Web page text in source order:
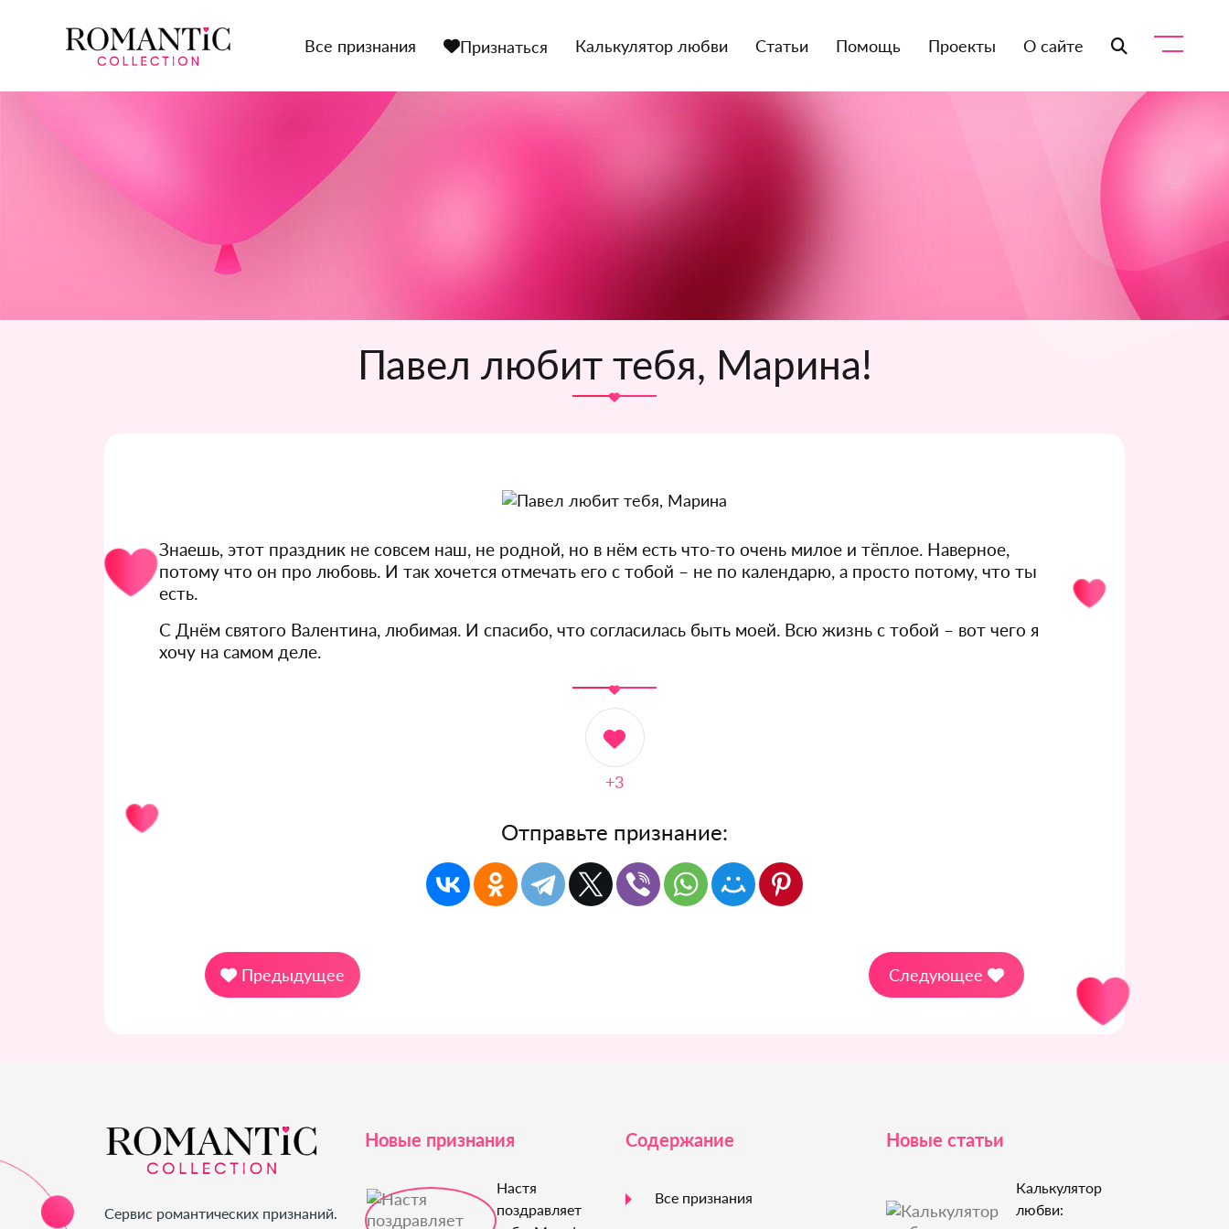
Все признания Признаться Калькулятор любви Статьи Помощь Проекты О сайте
Павел любит тебя, Марина!
Знаешь, этот праздник не совсем наш, не родной, но в нём есть что-то очень милое и тёплое. Наверное,
потому что он про любовь. И так хочется отмечать его с тобой – не по календарю, а просто потому, что ты
есть.
С Днём святого Валентина, любимая. И спасибо, что согласилась быть моей. Всю жизнь с тобой – вот чего я
хочу на самом деле.
+3
Отправьте признание:
Предыдущее Следующее
Сервис романтических признаний.
Новые признания
Настя
поздравляет
Содержание
Все признания
Новые статьи
Калькулятор
любви: